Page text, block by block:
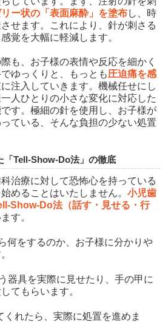
ー状の「表面麻酔」を塗布し、時
せます。これにより、針が刺さる
覚を大幅に軽減します。
も、お子様の表情や反応を細かく
ゆっくりと、もっとも圧迫痛を感
注入していきます。機械任せにし
人ひとりの小さな変化に対応した
です。極細の針を使用し、お子様が
ている、そんな負担の少ない処置
「Tell-Show-Do法」の徹底
治療に対して恐怖心を持っている
めることはいたしません。小児歯
Show-Do法（話す・見せる・行
す。
何をするのか、お子様に分かりや
器具を実際に見せたり、手の甲に
てもらいます。
くれたら、実際に処置を進めま